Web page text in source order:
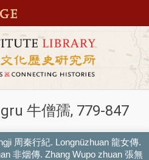
牛僧孺, 779-847
周秦行紀. Longnüzhuan 龍女傳.
非烟傳. Zhang Wupo zhuan 張無